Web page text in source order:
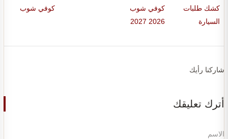
كوفي شوب
كوفي شوب
2026 2027
كشك طلبات
السيارة
شاركنا رأيك
أترك تعليقك
الاسم